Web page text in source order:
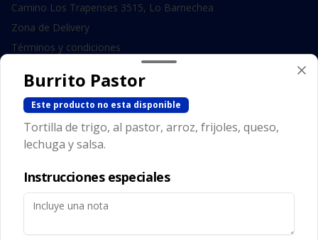
Camino Los Trapenses 3515, Lo Barnechea
Zona de Delivery
Términos y condiciones
Redes sociales
Instagram
Facebook
Mi cuenta
Burrito Pastor
Este producto no esta disponible
Tortilla de trigo, al pastor, arroz, frijoles, queso,
lechuga y salsa.
Instrucciones especiales